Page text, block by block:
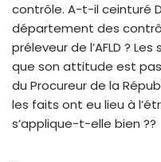
contrôle. A-t-il ceinturé
département des
préleveur de l’AFLD ?
que son attitude est
du Procureur de la
les faits ont eu lieu à
s’applique-t-elle bien ??